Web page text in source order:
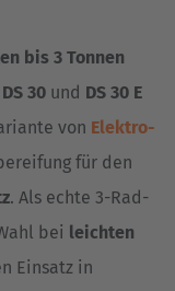
bis 3 Tonnen
DS 30 und DS 30 E
von Elektro-
für den
. Als echte 3-Rad-
bei leichten
Einsatz in